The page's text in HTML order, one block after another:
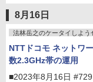
8月16日
法林岳之のケータイしよう
NTTドコモ ネットワ
数2.3GHz帯の運用
■2023年8月16日 #729